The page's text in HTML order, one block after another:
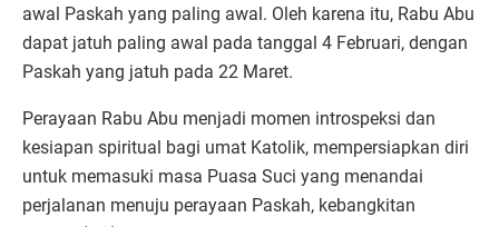
awal Paskah yang paling awal. Oleh karena itu, Rabu Abu
dapat jatuh paling awal pada tanggal 4 Februari, dengan
Paskah yang jatuh pada 22 Maret.
Perayaan Rabu Abu menjadi momen introspeksi dan
kesiapan spiritual bagi umat Katolik, mempersiapkan diri
untuk memasuki masa Puasa Suci yang menandai
perjalanan menuju perayaan Paskah, kebangkitan